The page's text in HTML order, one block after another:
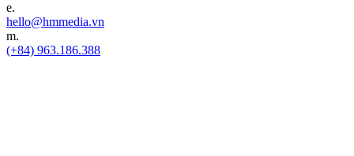
e.
hello@hmmedia.vn
m.
(+84) 963.186.388